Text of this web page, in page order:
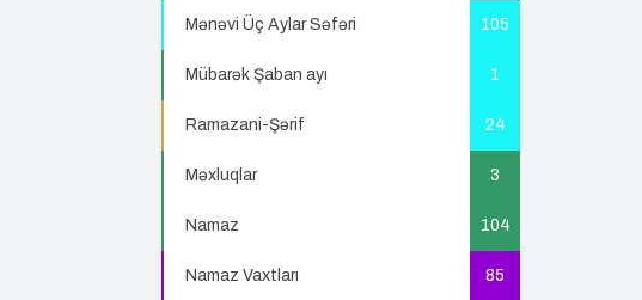
Mənəvi Üç Aylar Səfəri 105
Mübarək Şaban ayı 1
Ramazani-Şərif 24
Məxluqlar 3
Namaz 104
Namaz Vaxtları 85